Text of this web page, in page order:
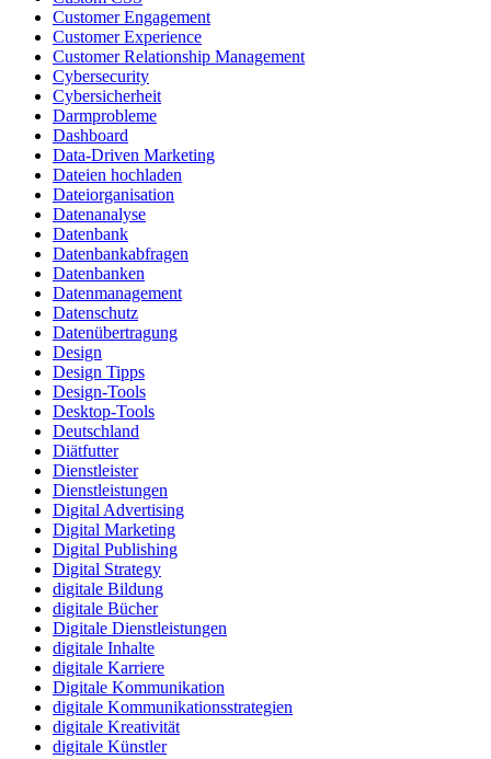
Customer Engagement
Customer Experience
Customer Relationship Management
Cybersecurity
Cybersicherheit
Darmprobleme
Dashboard
Data-Driven Marketing
Dateien hochladen
Dateiorganisation
Datenanalyse
Datenbank
Datenbankabfragen
Datenbanken
Datenmanagement
Datenschutz
Datenübertragung
Design
Design Tipps
Design-Tools
Desktop-Tools
Deutschland
Diätfutter
Dienstleister
Dienstleistungen
Digital Advertising
Digital Marketing
Digital Publishing
Digital Strategy
digitale Bildung
digitale Bücher
Digitale Dienstleistungen
digitale Inhalte
digitale Karriere
Digitale Kommunikation
digitale Kommunikationsstrategien
digitale Kreativität
digitale Künstler